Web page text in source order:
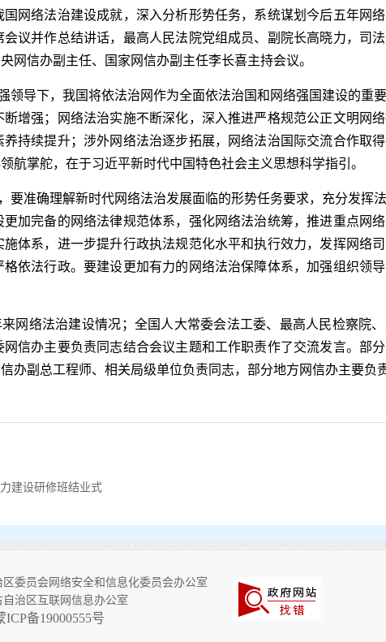
网络法治建设成就，深入分析形势任务，系统谋划今后五年网
议并作总结讲话，最高人民法院党组成员、副院长高晓力，司
网信办副主任、国家网信办副主任李长喜主持会议。
领导下，我国将依法治网作为全面依法治国和网络强国建设的重
增强；网络法治实施不断深化，深入推进严格规范公正文明网
持续提升；涉外网络法治逐步拓展，网络法治国际交流合作取
掌舵，在于习近平新时代中国特色社会主义思想科学指引。
准确理解新时代网络法治发展面临的形势任务要求，充分发挥
加完备的网络法律规范体系，强化网络法治统筹，推进重点网
体系，进一步提升行政执法规范化水平和执行效力，发挥网络
依法行政。要建设更加有力的网络法治保障体系，加强组织领
网络法治建设情况；全国人大常委会法工委、最高人民检察院
信办主要负责同志结合会议主题和工作职责作了交流发言。部分
办副总工程师、相关局级单位负责同志，部分地方网信办主要负
建设研修班结业式
委员会网络安全和信息化委员会办公室
自治区互联网信息办公室
ICP备19000555号